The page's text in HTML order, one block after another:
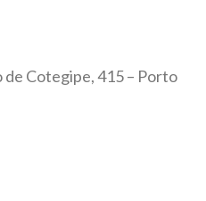
de Cotegipe, 415 – Porto